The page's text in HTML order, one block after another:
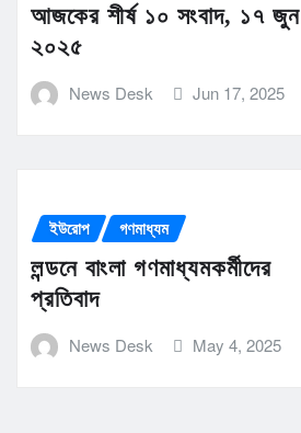
আজকের শীর্ষ ১০ সংবাদ, ১৭ জুন
২০২৫
News Desk Jun 17, 2025
ইউরোপ গণমাধ্যম
লন্ডনে বাংলা গণমাধ্যমকর্মীদের
প্রতিবাদ
News Desk May 4, 2025